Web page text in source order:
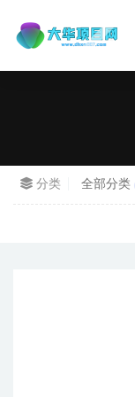
分类 全部分类